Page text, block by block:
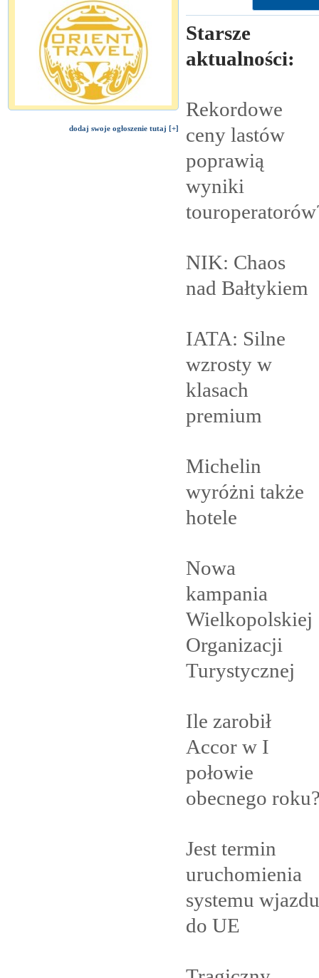
dodaj swoje ogłoszenie tutaj [+]
Starsze
aktualności:
Rekordowe
ceny lastów
poprawią
wyniki
NIK: Chaos
nad Bałtykiem
IATA: Silne
wzrosty w
klasach
premium
Michelin
wyróżni także
hotele
Nowa
kampania
Wielkopolskiej
Organizacji
Turystycznej
Ile zarobił
Accor w I
połowie
obecnego
Jest termin
uruchomienia
systemu wjazdu
do UE